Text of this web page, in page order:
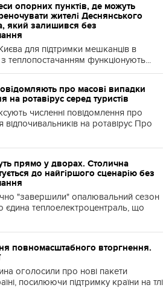
опорних пунктів, де можуть
жителі Деснянського
який залишився без
для підтримки мешканців в
з теплопостачанням функціонують...
про масові випадки
на ротавірус серед туристів
численні повідомлення про
на ротавірус Про
прямо у дворах. Столична
до найгіршого сценарію без
"завершили" опалювальний сезон
теплоелектроцентраль, що
повномасштабного вторгнення.
оголосили про нові пакети
посилюючи підтримку країни на тлі